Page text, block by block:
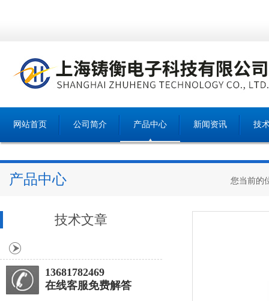
网站首页 公司简介 产品中心 新闻资讯 技
产品中心 您当前的
技术文章
13681782469
在线客服免费解答